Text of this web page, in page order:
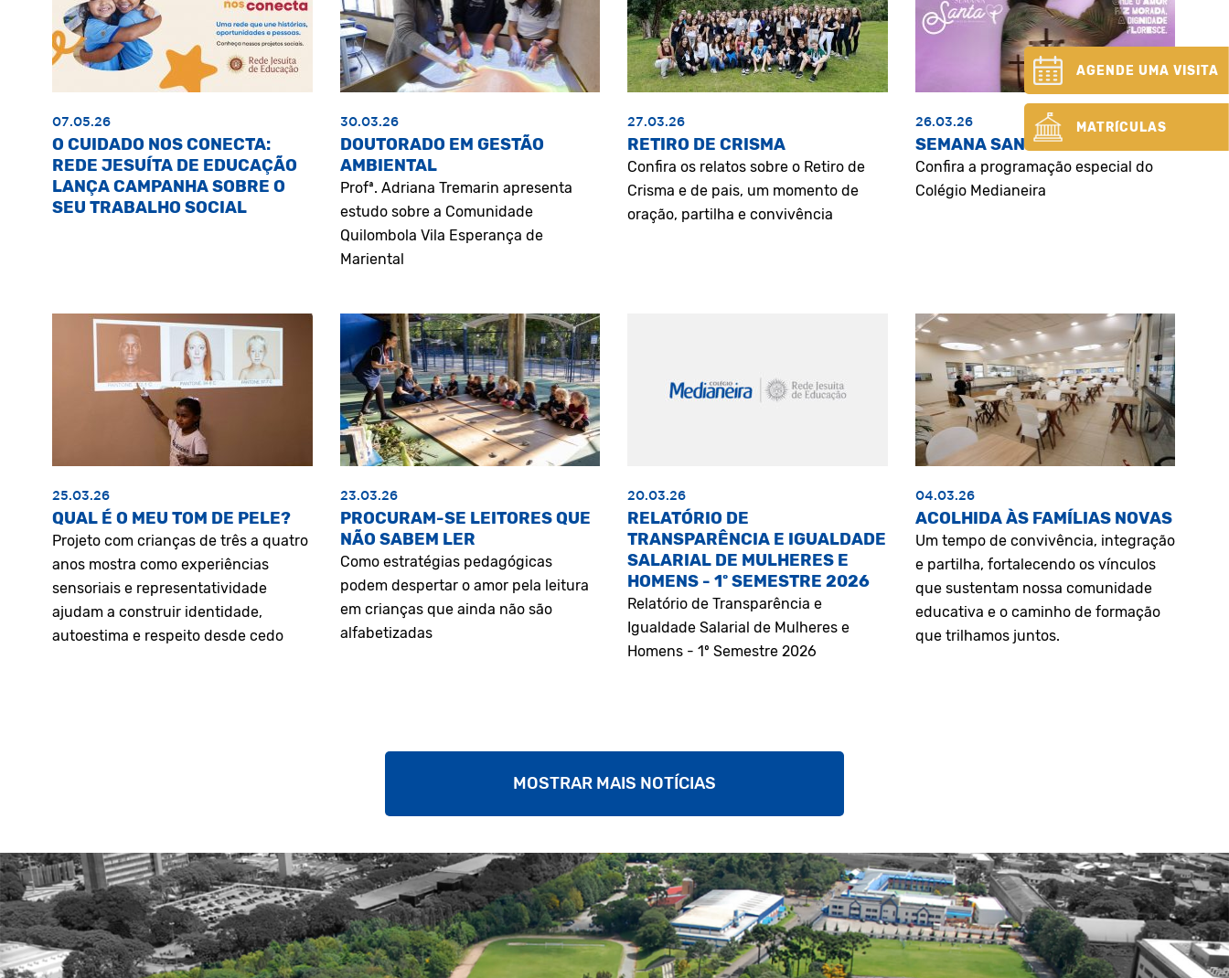
07.05.26
O CUIDADO NOS CONECTA:
REDE JESUÍTA DE EDUCAÇÃO
LANÇA CAMPANHA SOBRE O
SEU TRABALHO SOCIAL
30.03.26
DOUTORADO EM GESTÃO
AMBIENTAL
Profª. Adriana Tremarin apresenta
estudo sobre a Comunidade
Quilombola Vila Esperança de
Mariental
27.03.26
RETIRO DE CRISMA
Confira os relatos sobre o Retiro de
Crisma e de pais, um momento de
oração, partilha e convivência
26.03.26
SEMANA SANTA
Confira a programação especial do
Colégio Medianeira
25.03.26
QUAL É O MEU TOM DE PELE?
Projeto com crianças de três a quatro
anos mostra como experiências
sensoriais e representatividade
ajudam a construir identidade,
autoestima e respeito desde cedo
23.03.26
PROCURAM-SE LEITORES QUE
NÃO SABEM LER
Como estratégias pedagógicas
podem despertar o amor pela leitura
em crianças que ainda não são
alfabetizadas
20.03.26
RELATÓRIO DE
TRANSPARÊNCIA E IGUALDADE
SALARIAL DE MULHERES E
HOMENS - 1º SEMESTRE 2026
Relatório de Transparência e
Igualdade Salarial de Mulheres e
Homens - 1º Semestre 2026
04.03.26
ACOLHIDA ÀS FAMÍLIAS NOVAS
Um tempo de convivência, integração
e partilha, fortalecendo os vínculos
que sustentam nossa comunidade
educativa e o caminho de formação
que trilhamos juntos.
MOSTRAR MAIS NOTÍCIAS
AGENDE UMA VISITA
MATRÍCULAS